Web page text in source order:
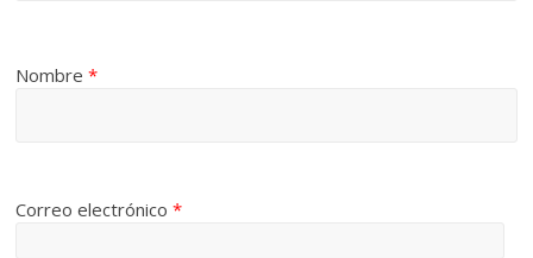
Nombre*
Correo electrónico*